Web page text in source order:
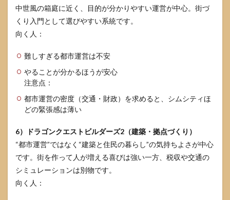
中世風の箱庭に近く、目的が分かりやすい運営が中心。街づ
くり入門として選びやすい系統です。
向く人：
難しすぎる都市運営は不安
やることが分かるほうが安心
注意点：
都市運営の密度（交通・財政）を求めると、シムシティほ
どの緊張感は薄い
6）ドラゴンクエストビルダーズ2（建築・拠点づくり）
“都市運営”ではなく“建築と住民の暮らし”の気持ちよさが中心
です。街を作って人が増える喜びは強い一方、税収や交通の
シミュレーションは別物です。
向く人：